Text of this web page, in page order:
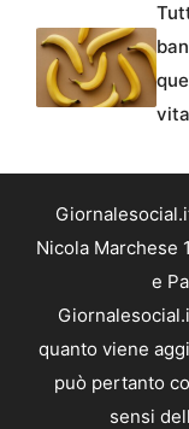
vita
Nicola Marchese
e
quanto viene
può pertanto
sensi